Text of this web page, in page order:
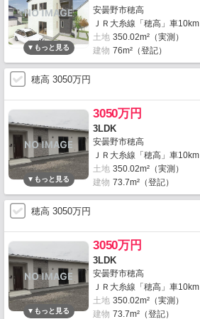
安曇野市穂高
ＪＲ大糸線「穂高」車10km
土地 350.02m²（実測）
建物 76m²（登記）
穂高 3050万円
3050万円
3LDK
安曇野市穂高
ＪＲ大糸線「穂高」車10km
土地 350.02m²（実測）
建物 73.7m²（登記）
穂高 3050万円
3050万円
3LDK
安曇野市穂高
ＪＲ大糸線「穂高」車10km
土地 350.02m²（実測）
建物 73.7m²（登記）